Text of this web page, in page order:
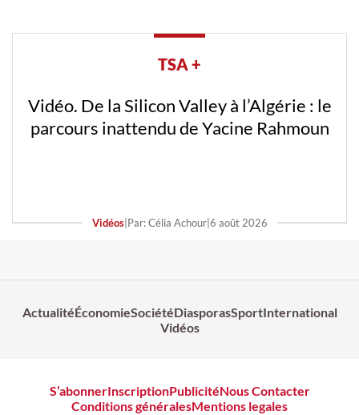
TSA +
Vidéo. De la Silicon Valley à l’Algérie : le
parcours inattendu de Yacine Rahmoun
Vidéos| Par: Célia Achour| 6 août 2026
ActualitéÉconomieSociétéDiasporasSportInternational
Vidéos
S’abonnerInscriptionPublicitéNous Contacter
Conditions généralesMentions legales